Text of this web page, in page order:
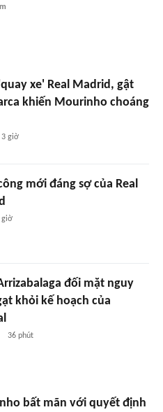
xe' Real Madrid, gật
khiến Mourinho choáng
3 giờ
mới đáng sợ của Real
giờ
đối mặt nguy
khỏi kế hoạch của
36 phút
bất mãn với quyết định